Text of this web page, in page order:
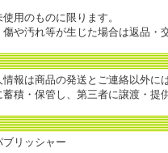
用のものに限ります。
や汚れ等が生じた場合は返品・
報は商品の発送とご連絡以外に
積・保管し、第三者に譲渡・提
リッシャー